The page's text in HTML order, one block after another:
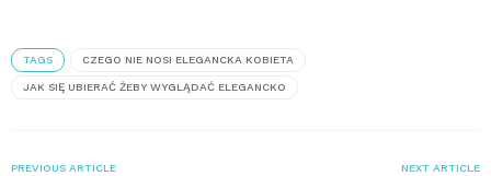
TAGS CZEGO NIE NOSI ELEGANCKA KOBIETA
JAK SIĘ UBIERAĆ ŻEBY WYGLĄDAĆ ELEGANCKO
PREVIOUS ARTICLE NEXT ARTICLE